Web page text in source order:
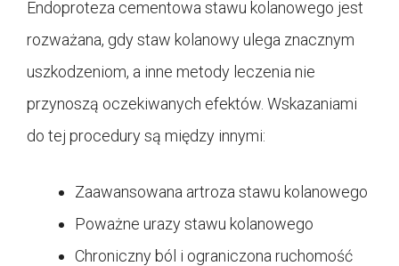
Endoproteza cementowa stawu kolanowego jest
rozważana, gdy staw kolanowy ulega znacznym
uszkodzeniom, a inne metody leczenia nie
przynoszą oczekiwanych efektów. Wskazaniami
do tej procedury są między innymi:
Zaawansowana artroza stawu kolanowego
Poważne urazy stawu kolanowego
Chroniczny ból i ograniczona ruchomość